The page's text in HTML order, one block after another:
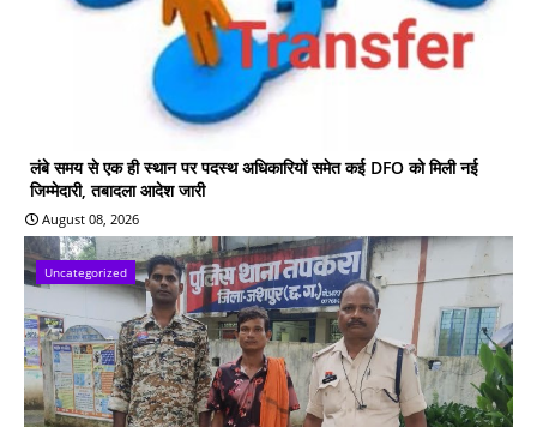
लंबे समय से एक ही स्थान पर पदस्थ अधिकारियों समेत कई DFO को मिली नई
जिम्मेदारी, तबादला आदेश जारी
August 08, 2026
Uncategorized